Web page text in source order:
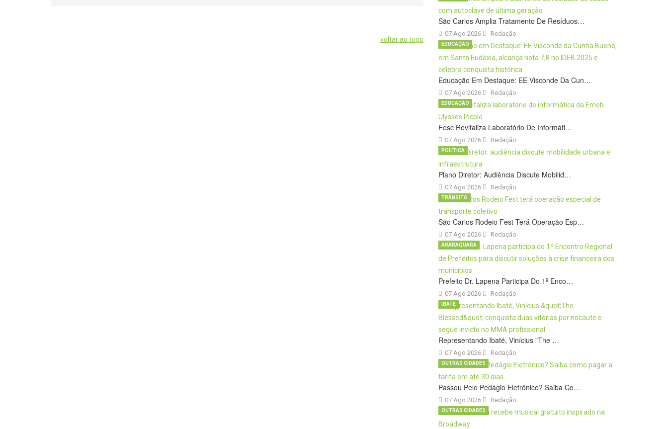
voltar ao topo
São Carlos Amplia Tratamento De Resíduos…
07 Ago 2026 Redação
Educação Em Destaque: EE Visconde Da Cun…
07 Ago 2026
EDUCAÇÃO
Redação
Fesc Revitaliza Laboratório De Informáti…
07 Ago 2026
EDUCAÇÃO
Redação
Plano Diretor: Audiência Discute Mobilid…
07 Ago 2026
POLÍTICA
Redação
São Carlos Rodeio Fest Terá Operação Esp…
07 Ago 2026
TRÂNSITO
Redação
Prefeito Dr. Lapena Participa Do 1º Enco…
07 Ago 2026
ARARAQUARA
Redação
Representando Ibaté, Vinícius "The …
07 Ago 2026
IBATÉ
Redação
Passou Pelo Pedágio Eletrônico? Saiba Co…
07 Ago 2026
OUTRAS CIDADES
Redação
OUTRAS CIDADES